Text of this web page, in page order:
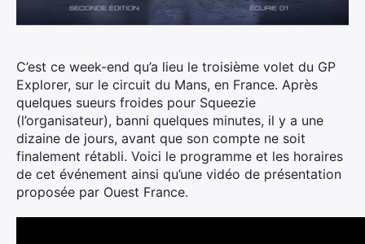
C’est ce week-end qu’a lieu le troisième volet du GP
Explorer, sur le circuit du Mans, en France. Après
quelques sueurs froides pour Squeezie
(l’organisateur), banni quelques minutes, il y a une
dizaine de jours, avant que son compte ne soit
finalement rétabli. Voici le programme et les horaires
de cet événement ainsi qu’une vidéo de présentation
proposée par Ouest France.